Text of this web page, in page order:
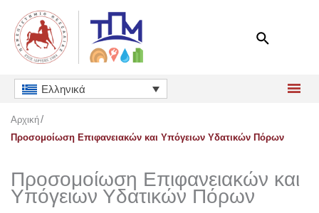
περιεχόμενο
Ελληνικά
Αρχική
Προσομοίωση Επιφανειακών και Υπόγειων Υδατικών Πόρων
Προσομοίωση Επιφανειακών και
Υπόγειων Υδατικών Πόρων